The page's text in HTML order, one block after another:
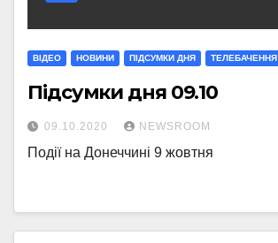
ВІДЕО НОВИНИ ПІДСУМКИ ДНЯ ТЕЛЕБАЧЕННЯ
Підсумки дня 09.10
09.10.2020 NEWSROOM
Події на Донеччині 9 жовтня